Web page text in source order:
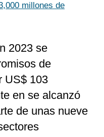
millones de
2023 se
de
US$ 103
en se alcanzó
de unas nueve